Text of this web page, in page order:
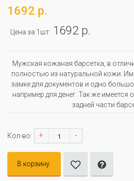
1692 р.
Цена за 1шт: 1692 р.
Мужская кожаная барсетка, в
полностью из натуральной кожи.
замке для документов и одно
например для денег. Так же имеется
задней части
Кол-во: + -
В корзину